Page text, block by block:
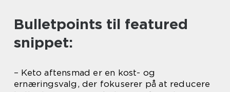
Bulletpoints til featured
snippet:
– Keto aftensmad er en kost- og
ernæringsvalg, der fokuserer på at reducere